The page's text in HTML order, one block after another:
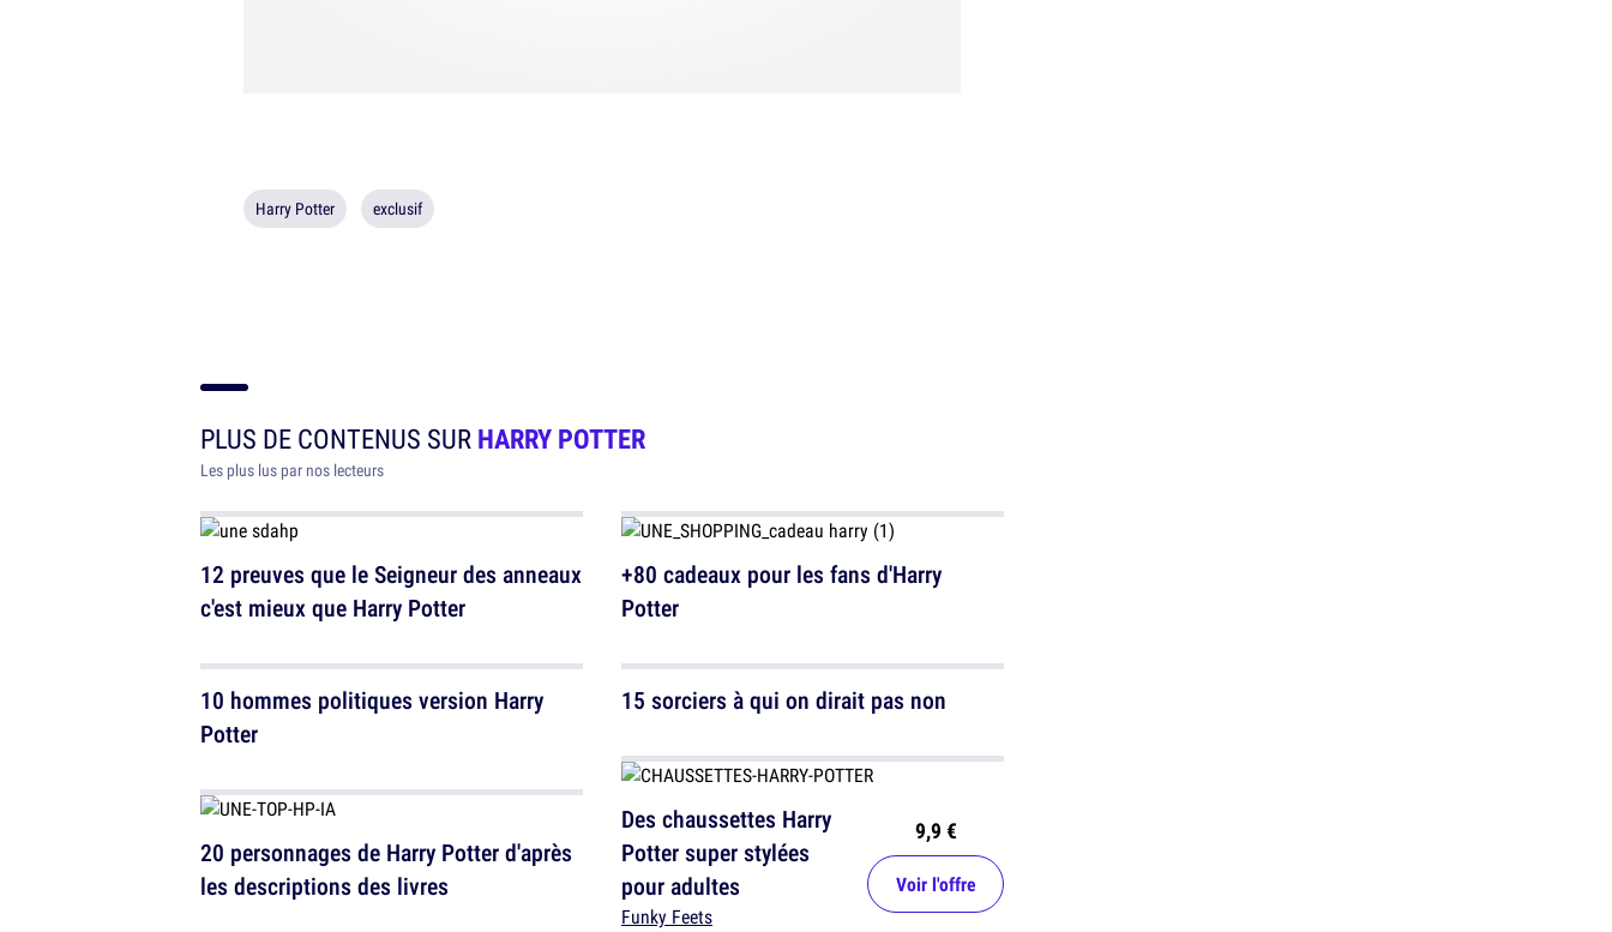
Harry Potter exclusif
PLUS DE CONTENUS SURHARRY POTTER
Les plus lus par nos lecteurs
12 preuves que le Seigneur des anneaux
c'est mieux que Harry Potter
10 hommes politiques version Harry
Potter
20 personnages de Harry Potter d'après
les descriptions des livres
+80 cadeaux pour les fans d'Harry
Potter
15 sorciers à qui on dirait pas non
Des chaussettes Harry
Potter super stylées
pour adultes
Funky Feets
9,9 €
Voir l'offre